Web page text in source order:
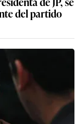
del partido